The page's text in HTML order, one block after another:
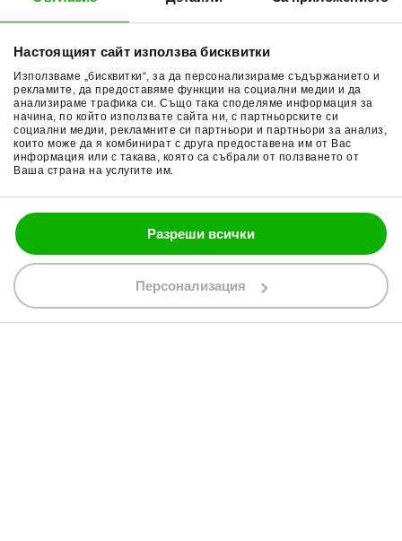
Настоящият сайт използва бисквитки
Използваме „бисквитки“, за да персонализираме съдържанието и
рекламите, да предоставяме функции на социални медии и да
анализираме трафика си. Също така споделяме информация за
начина, по който използвате сайта ни, с партньорските си
социални медии, рекламните си партньори и партньори за анализ,
които може да я комбинират с друга предоставена им от Вас
информация или с такава, която са събрали от ползването от
Ваша страна на услугите им.
Разреши всички
Персонализация
Начини плащане
Връщане на стока
Общи условия
Поверителност
Политика за бисквитки
Гуми за мотор
Очила за мотор
Раници за мотор
Ръкавици за мотор
Части за мотор
088 200 7002
shop@bobimx.com